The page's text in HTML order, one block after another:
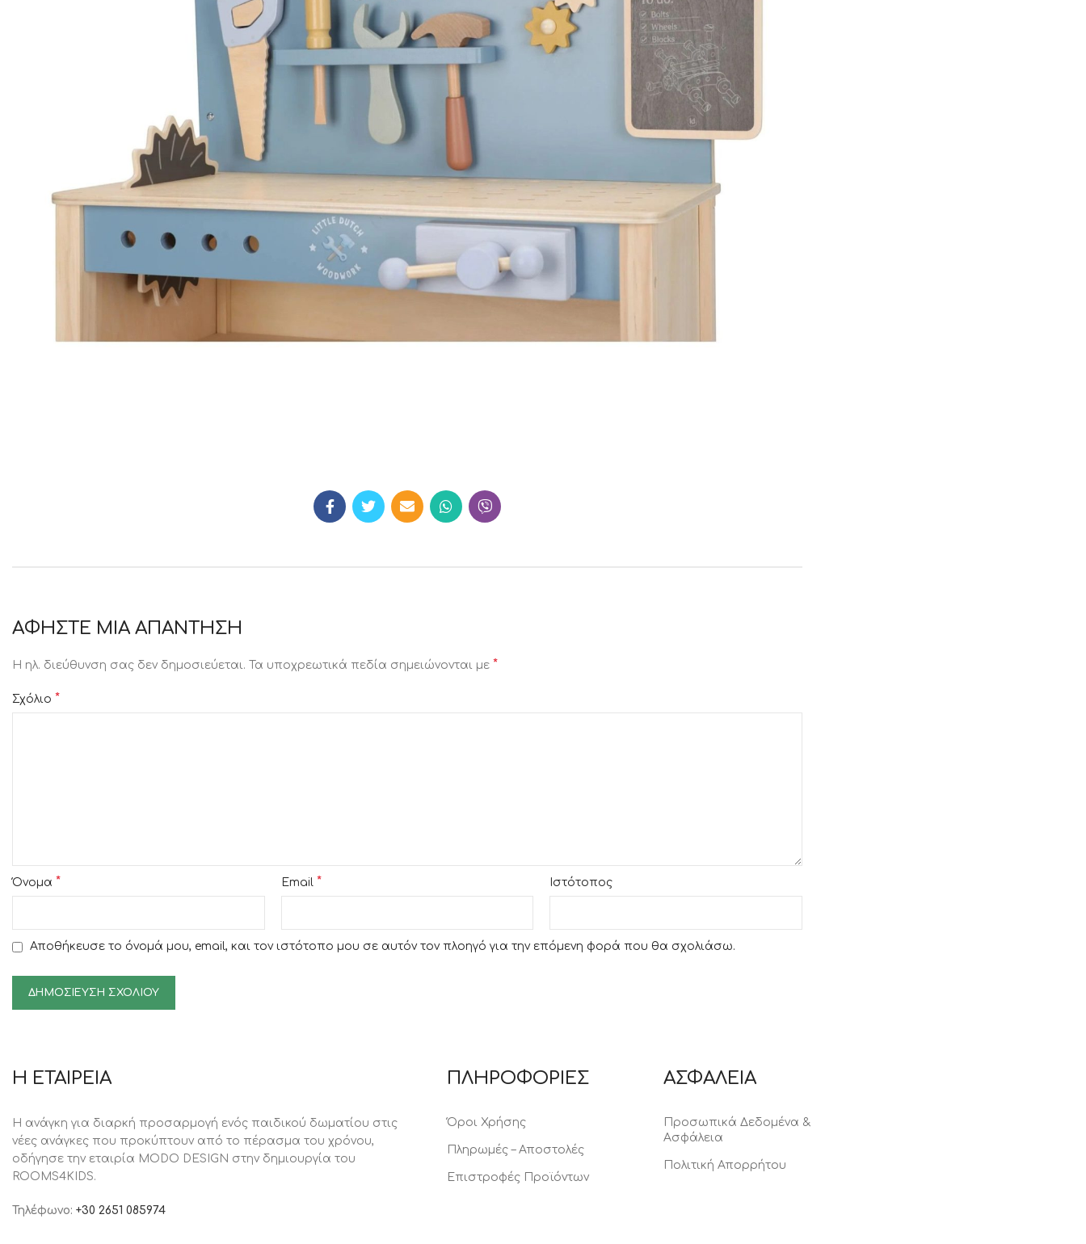
ΑΦΉΣΤΕ ΜΙΑ ΑΠΆΝΤΗΣΗ
Η ηλ. διεύθυνση σας δεν δημοσιεύεται. Τα υποχρεωτικά πεδία σημειώνονται με *
Σχόλιο *
Όνομα * Email * Ιστότοπος
Αποθήκευσε το όνομά μου, email, και τον ιστότοπο μου σε αυτόν τον πλοηγό για την επόμενη φορά που θα σχολιάσω.
Η ΕΤΑΙΡΕΙΑ
Η ανάγκη για διαρκή προσαρμογή ενός παιδικού δωματίου στις
νέες ανάγκες που προκύπτουν από το πέρασμα του χρόνου,
oδήγησε την εταιρία MODO DESIGN στην δημιουργία του
ROOMS4KIDS.
Τηλέφωνο: +30 2651 085974
ΠΛΗΡΟΦΟΡΙΕΣ
Όροι Χρήσης
Πληρωμές – Αποστολές
Επιστροφές Προϊόντων
ΑΣΦΑΛΕΙΑ
Προσωπικά Δεδομένα &
Ασφάλεια
Πολιτική Απορρήτου